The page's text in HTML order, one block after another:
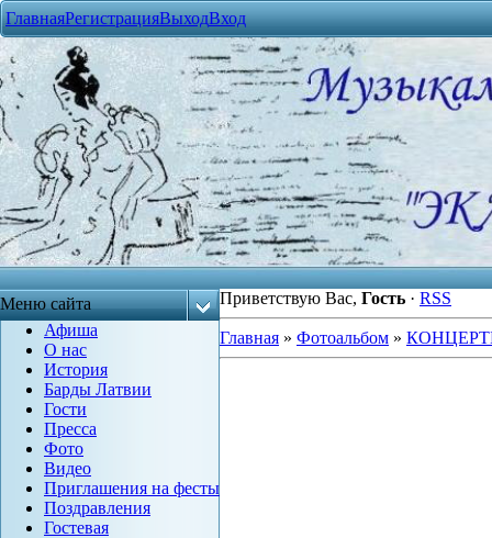
ГлавнаяРегистрацияВыходВход
Меню сайта
Афиша
О нас
История
Барды Латвии
Гости
Пресса
Фото
Видео
Приглашения на фесты
Поздравления
Гостевая
Приветствую Вас, Гость · RSS
Главная » Фотоальбом »